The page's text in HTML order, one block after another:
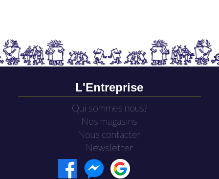
L'Entreprise
Qui sommes nous?
Nos magasins
Nous contacter
Newsletter